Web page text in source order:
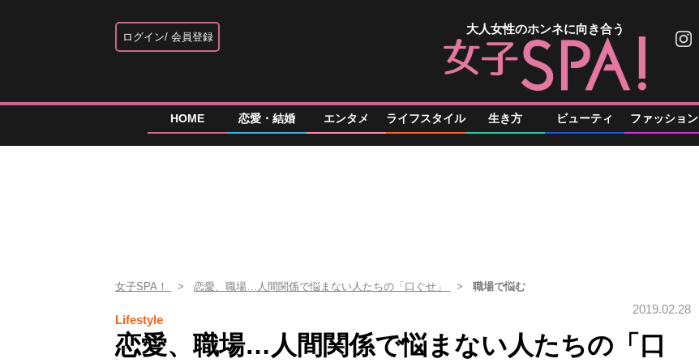
ログイン 会員登録
大人女性のホンネに向き合う
HOME 恋愛・結婚 エンタメ ライフスタイル 生き方 ビューティ ファッション
女子SPA！ 恋愛、職場…人間関係で悩まない人たちの「口ぐせ」 職場で悩む
Lifestyle
2019.02.28
恋愛、職場…人間関係で悩まない人たちの「口